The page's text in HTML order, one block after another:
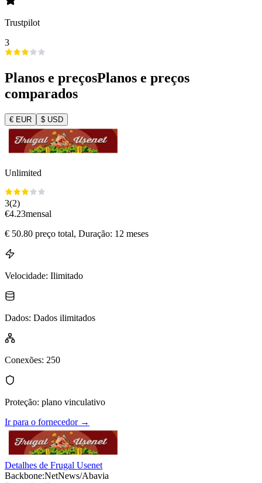
Trustpilot
3
Planos e preçosPlanos e preços
comparados
€ EUR $ USD
Unlimited
3(2)
€4.23mensal
€ 50.80 preço total, Duração: 12 meses
Velocidade: Ilimitado
Dados: Dados ilimitados
Conexões: 250
Proteção: plano vinculativo
Ir para o fornecedor→
Detalhes de Frugal Usenet
Backbone:NetNews/Abavia